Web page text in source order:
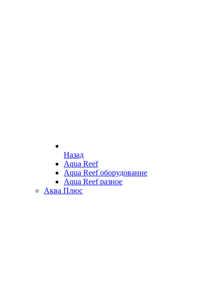
Назад
Aqua Reef
Aqua Reef оборудование
Aqua Reef разное
Аква Плюс